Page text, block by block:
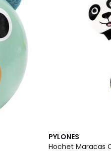
PYLONES
4
Couleurs